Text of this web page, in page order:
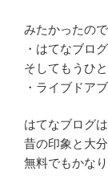
みたかったの
・はてなブログ
そしてもうひ
・ライブドア
はてなブログ
昔の印象と大
無料でもかな